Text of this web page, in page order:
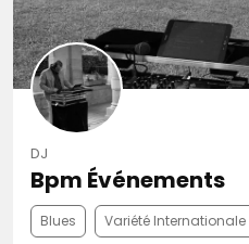
DJ
Bpm Événements
Blues Variété Internationale